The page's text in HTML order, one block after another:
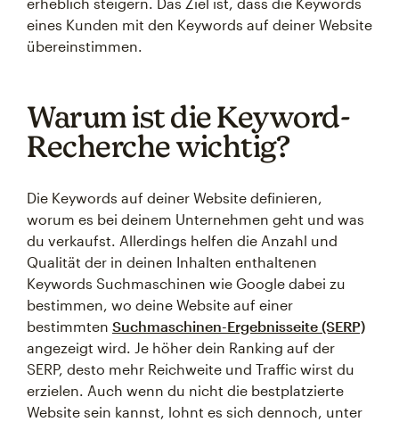
eines Kunden mit den Keywords auf deiner Website
übereinstimmen.
Warum ist die Keyword-
Recherche wichtig?
Die Keywords auf deiner Website definieren,
worum es bei deinem Unternehmen geht und was
du verkaufst. Allerdings helfen die Anzahl und
Qualität der in deinen Inhalten enthaltenen
Keywords Suchmaschinen wie Google dabei zu
bestimmen, wo deine Website auf einer
bestimmten Suchmaschinen-Ergebnisseite (SERP)
angezeigt wird. Je höher dein Ranking auf der
SERP, desto mehr Reichweite und Traffic wirst du
erzielen. Auch wenn du nicht die bestplatzierte
Website sein kannst, lohnt es sich dennoch, unter